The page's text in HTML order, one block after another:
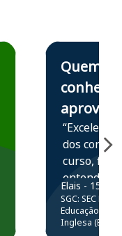
Concursos emEstudante Elais
Quem
conhece,
aprova
“Excelente
dos
curso,
entender e
prática
resolução
questões.”
Elais - 15/07/
SGC: SEC BA
Educação
Inglesa (Edital